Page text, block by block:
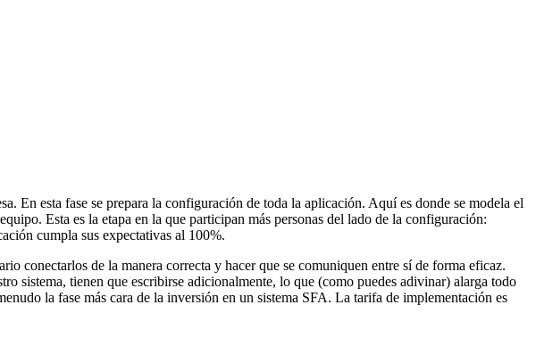
En esta fase se prepara la configuración de toda la aplicación. Aquí es donde se modela el
Esta es la etapa en la que participan más personas del lado de la configuración:
cumpla sus expectativas al 100%.
conectarlos de la manera correcta y hacer que se comuniquen entre sí de forma eficaz.
sistema, tienen que escribirse adicionalmente, lo que (como puedes adivinar) alarga todo
la fase más cara de la inversión en un sistema SFA. La tarifa de implementación es